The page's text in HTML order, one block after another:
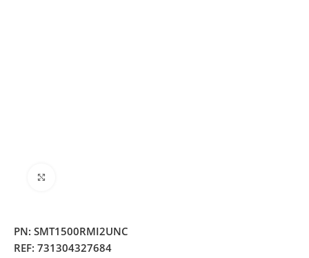
PN:SMT1500RMI2UNC
REF:731304327684